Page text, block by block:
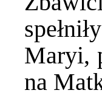
Maryi,
na